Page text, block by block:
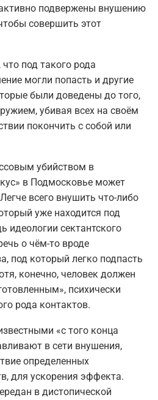
подвержены внушению
совершить этот
под такого рода
могли попасть и другие
были доведены до того,
убивая всех на своём
покончить с собой или
убийством в
в Подмосковье может
всего внушить что-либо
уже находится под
идеологии сектантского
о чём-то вроде
под который легко подпасть
конечно, человек должен
психически
рода контактов.
«с того конца
в сети внушения,
определенных
для ускорения эффекта.
в дистопической